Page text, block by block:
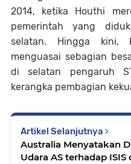
2014, ketika Houthi
pemerintah yang
selatan. Hingga kini,
menguasai sebagian
di selatan pengaruh
kerangka pembagian
Artikel Selanjutnya
Australia Menyatakan
Udara AS terhadap ISIS